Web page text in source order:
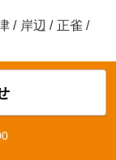
/ 岸辺 / 正雀 /